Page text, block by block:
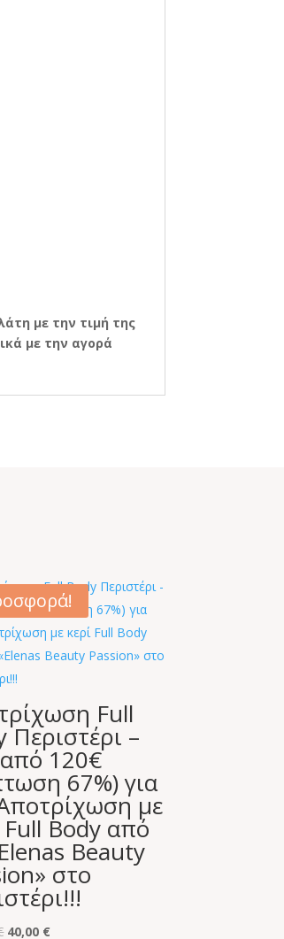
με την τιμή της
με την αγορά
Full
Περιστέρι –
120€
67%) για
με
Full Body από
Beauty
στο
Original
40,00 €